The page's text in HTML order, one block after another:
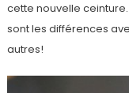
cette nouvelle
sont les différences
autres!